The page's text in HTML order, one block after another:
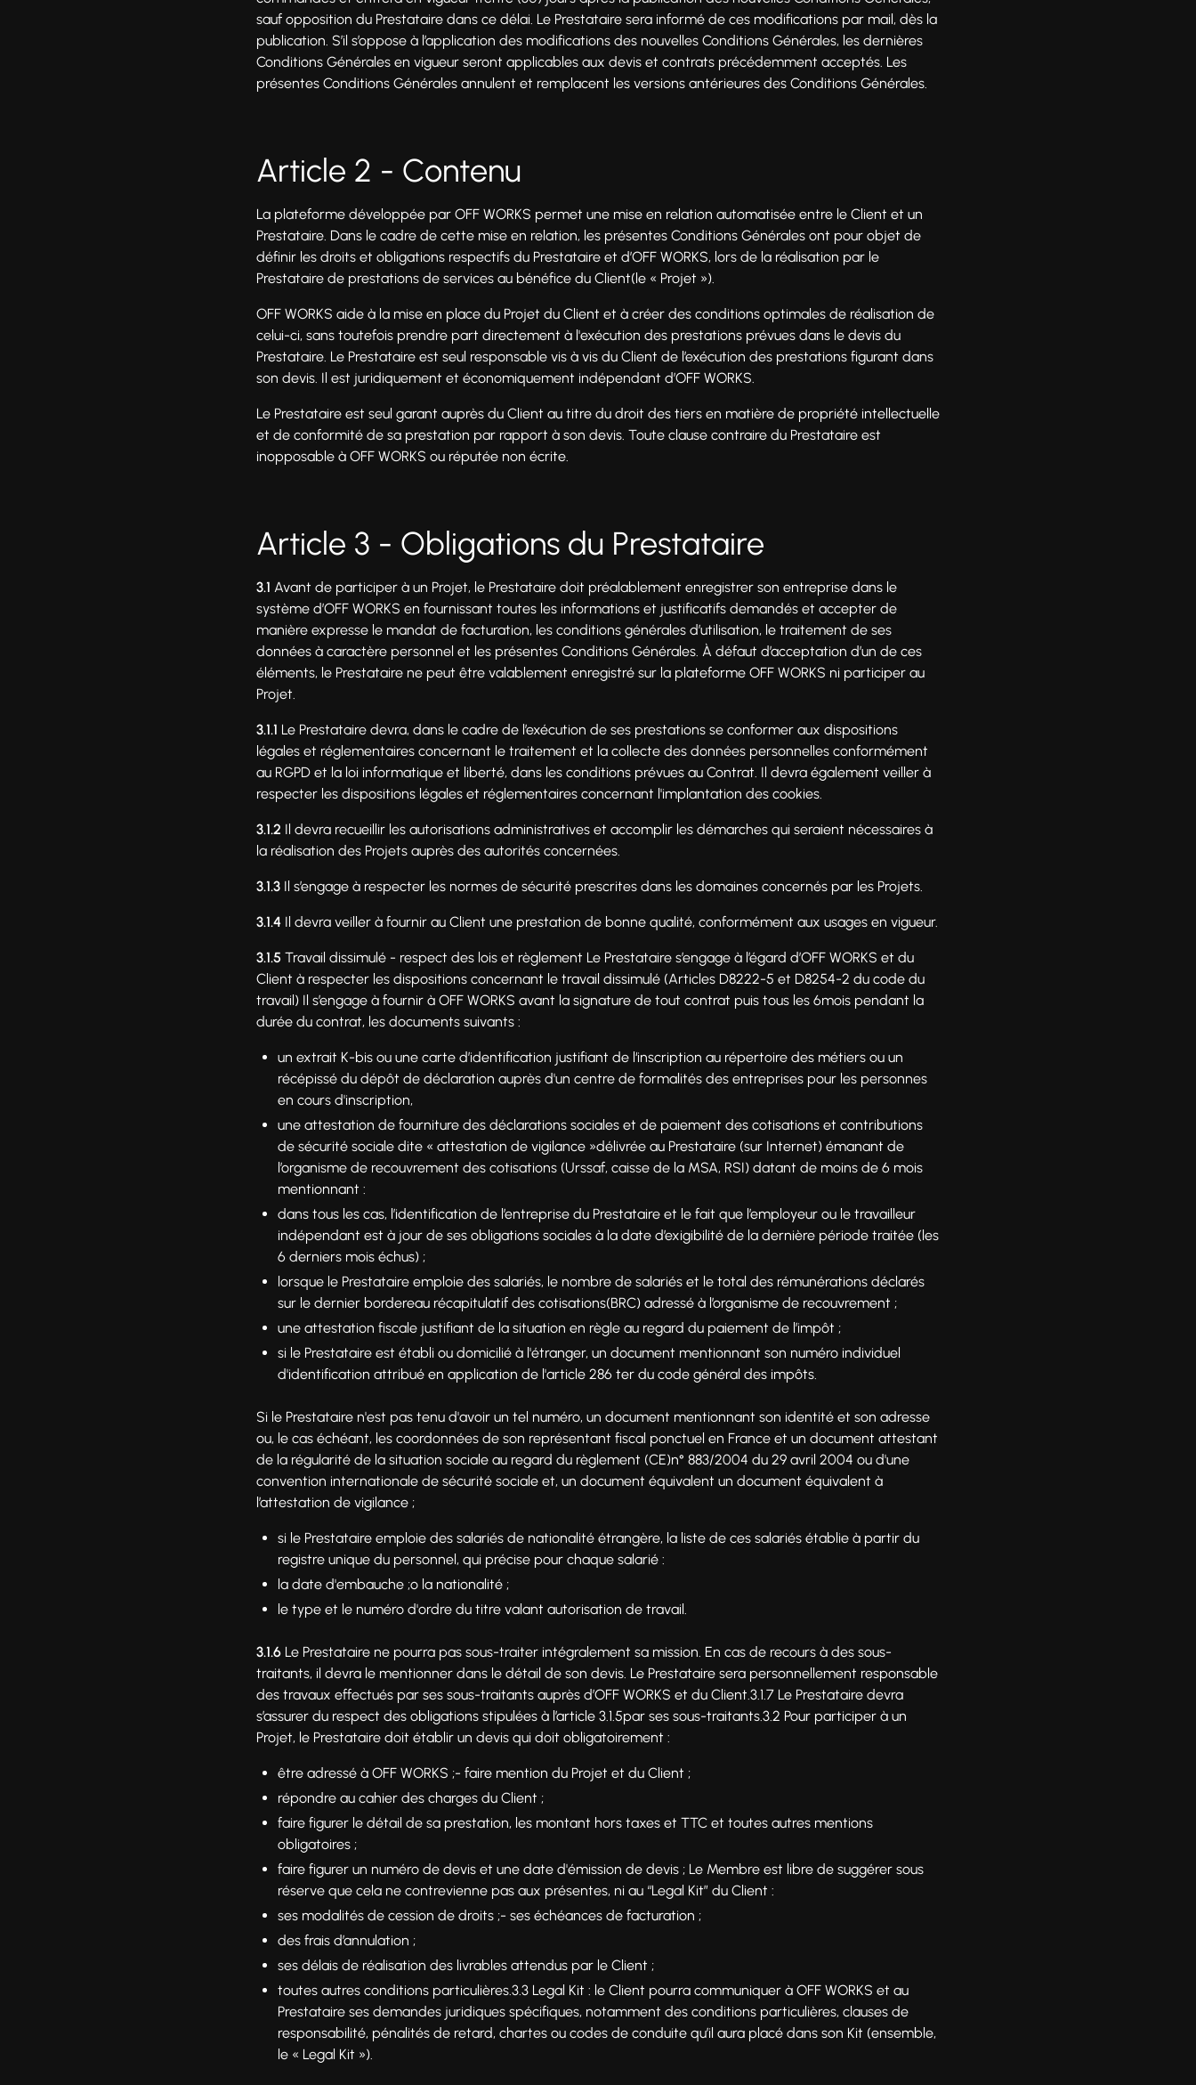
sauf opposition du Prestataire dans ce délai. Le Prestataire sera informé de ces modifications par mail, dès la
publication. S’il s’oppose à l’application des modifications des nouvelles Conditions Générales, les dernières
Conditions Générales en vigueur seront applicables aux devis et contrats précédemment acceptés. Les
présentes Conditions Générales annulent et remplacent les versions antérieures des Conditions Générales.
Article 2 - Contenu
La plateforme développée par OFF WORKS permet une mise en relation automatisée entre le Client et un
Prestataire. Dans le cadre de cette mise en relation, les présentes Conditions Générales ont pour objet de
définir les droits et obligations respectifs du Prestataire et d’OFF WORKS, lors de la réalisation par le
Prestataire de prestations de services au bénéfice du Client(le « Projet »).
OFF WORKS aide à la mise en place du Projet du Client et à créer des conditions optimales de réalisation de
celui-ci, sans toutefois prendre part directement à l'exécution des prestations prévues dans le devis du
Prestataire. Le Prestataire est seul responsable vis à vis du Client de l’exécution des prestations figurant dans
son devis. Il est juridiquement et économiquement indépendant d’OFF WORKS.
Le Prestataire est seul garant auprès du Client au titre du droit des tiers en matière de propriété intellectuelle
et de conformité de sa prestation par rapport à son devis. Toute clause contraire du Prestataire est
inopposable à OFF WORKS ou réputée non écrite.
Article 3 - Obligations du Prestataire
3.1 Avant de participer à un Projet, le Prestataire doit préalablement enregistrer son entreprise dans le
système d’OFF WORKS en fournissant toutes les informations et justificatifs demandés et accepter de
manière expresse le mandat de facturation, les conditions générales d’utilisation, le traitement de ses
données à caractère personnel et les présentes Conditions Générales. À défaut d’acceptation d’un de ces
éléments, le Prestataire ne peut être valablement enregistré sur la plateforme OFF WORKS ni participer au
Projet.
3.1.1 Le Prestataire devra, dans le cadre de l’exécution de ses prestations se conformer aux dispositions
légales et réglementaires concernant le traitement et la collecte des données personnelles conformément
au RGPD et la loi informatique et liberté, dans les conditions prévues au Contrat. Il devra également veiller à
respecter les dispositions légales et réglementaires concernant l'implantation des cookies.
3.1.2 Il devra recueillir les autorisations administratives et accomplir les démarches qui seraient nécessaires à
la réalisation des Projets auprès des autorités concernées.
3.1.3 Il s’engage à respecter les normes de sécurité prescrites dans les domaines concernés par les Projets.
3.1.4 Il devra veiller à fournir au Client une prestation de bonne qualité, conformément aux usages en vigueur.
3.1.5 Travail dissimulé - respect des lois et règlement Le Prestataire s’engage à l’égard d’OFF WORKS et du
Client à respecter les dispositions concernant le travail dissimulé (Articles D8222-5 et D8254-2 du code du
travail) Il s’engage à fournir à OFF WORKS avant la signature de tout contrat puis tous les 6mois pendant la
durée du contrat, les documents suivants :
un extrait K-bis ou une carte d’identification justifiant de l‘inscription au répertoire des métiers ou un
récépissé du dépôt de déclaration auprès d'un centre de formalités des entreprises pour les personnes
en cours d'inscription,
une attestation de fourniture des déclarations sociales et de paiement des cotisations et contributions
de sécurité sociale dite « attestation de vigilance »délivrée au Prestataire (sur Internet) émanant de
l’organisme de recouvrement des cotisations (Urssaf, caisse de la MSA, RSI) datant de moins de 6 mois
mentionnant :
dans tous les cas, l’identification de l’entreprise du Prestataire et le fait que l’employeur ou le travailleur
indépendant est à jour de ses obligations sociales à la date d’exigibilité de la dernière période traitée (les
6 derniers mois échus) ;
lorsque le Prestataire emploie des salariés, le nombre de salariés et le total des rémunérations déclarés
sur le dernier bordereau récapitulatif des cotisations(BRC) adressé à l’organisme de recouvrement ;
une attestation fiscale justifiant de la situation en règle au regard du paiement de l’impôt ;
si le Prestataire est établi ou domicilié à l'étranger, un document mentionnant son numéro individuel
d'identification attribué en application de l'article 286 ter du code général des impôts.
Si le Prestataire n'est pas tenu d'avoir un tel numéro, un document mentionnant son identité et son adresse
ou, le cas échéant, les coordonnées de son représentant fiscal ponctuel en France et un document attestant
de la régularité de la situation sociale au regard du règlement (CE)n° 883/2004 du 29 avril 2004 ou d'une
convention internationale de sécurité sociale et, un document équivalent un document équivalent à
l’attestation de vigilance ;
si le Prestataire emploie des salariés de nationalité étrangère, la liste de ces salariés établie à partir du
registre unique du personnel, qui précise pour chaque salarié :
la date d'embauche ;o la nationalité ;
le type et le numéro d'ordre du titre valant autorisation de travail.
3.1.6 Le Prestataire ne pourra pas sous-traiter intégralement sa mission. En cas de recours à des sous-
traitants, il devra le mentionner dans le détail de son devis. Le Prestataire sera personnellement responsable
des travaux effectués par ses sous-traitants auprès d’OFF WORKS et du Client.3.1.7 Le Prestataire devra
s’assurer du respect des obligations stipulées à l’article 3.1.5par ses sous-traitants.3.2 Pour participer à un
Projet, le Prestataire doit établir un devis qui doit obligatoirement :
être adressé à OFF WORKS ;- faire mention du Projet et du Client ;
répondre au cahier des charges du Client ;
faire figurer le détail de sa prestation, les montant hors taxes et TTC et toutes autres mentions
obligatoires ;
faire figurer un numéro de devis et une date d'émission de devis ; Le Membre est libre de suggérer sous
réserve que cela ne contrevienne pas aux présentes, ni au “Legal Kit” du Client :
ses modalités de cession de droits ;- ses échéances de facturation ;
des frais d’annulation ;
ses délais de réalisation des livrables attendus par le Client ;
toutes autres conditions particulières.3.3 Legal Kit : le Client pourra communiquer à OFF WORKS et au
Prestataire ses demandes juridiques spécifiques, notamment des conditions particulières, clauses de
responsabilité, pénalités de retard, chartes ou codes de conduite qu’il aura placé dans son Kit (ensemble,
le « Legal Kit »).